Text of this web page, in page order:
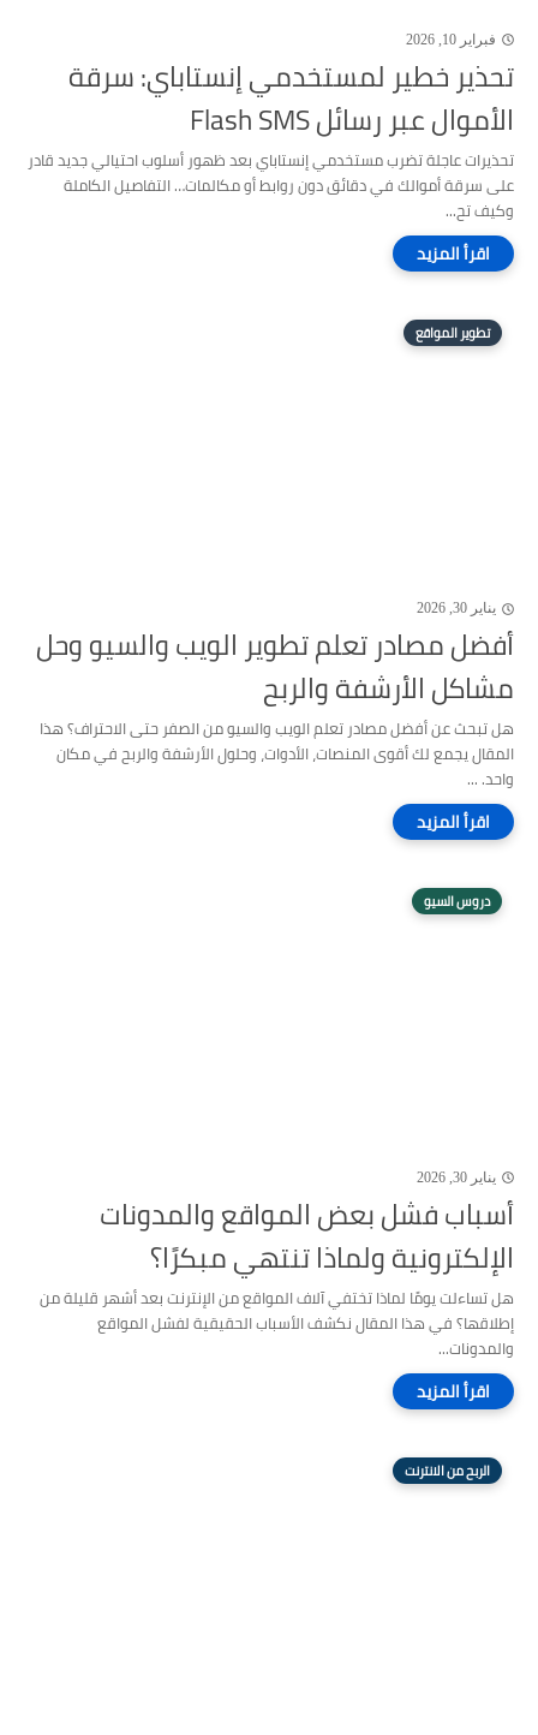
فبراير 10, 2026
تحذير خطير لمستخدمي إنستاباي: سرقة
الأموال عبر رسائل Flash SMS
تحذيرات عاجلة تضرب مستخدمي إنستاباي بعد ظهور أسلوب احتيالي جديد قادر
على سرقة أموالك في دقائق دون روابط أو مكالمات… التفاصيل الكاملة
وكيف تح...
تطوير المواقع
يناير 30, 2026
أفضل مصادر تعلم تطوير الويب والسيو وحل
مشاكل الأرشفة والربح
هل تبحث عن أفضل مصادر تعلم الويب والسيو من الصفر حتى الاحتراف؟ هذا
المقال يجمع لك أقوى المنصات، الأدوات، وحلول الأرشفة والربح في مكان
واحد. ...
دروس السيو
يناير 30, 2026
أسباب فشل بعض المواقع والمدونات
الإلكترونية ولماذا تنتهي مبكرًا؟
هل تساءلت يومًا لماذا تختفي آلاف المواقع من الإنترنت بعد أشهر قليلة من
إطلاقها؟ في هذا المقال نكشف الأسباب الحقيقية لفشل المواقع
والمدونات...
الربح من الانترنت